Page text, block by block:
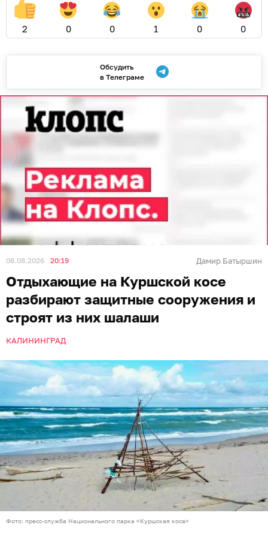
2 0 0 1 0 0
Обсудить
в Телеграме
08.08.2026 20:19 Дамир Батыршин
Отдыхающие на Куршской косе
разбирают защитные сооружения и
строят из них шалаши
КАЛИНИНГРАД
Фото: пресс-служба Национального парка «Куршская коса»